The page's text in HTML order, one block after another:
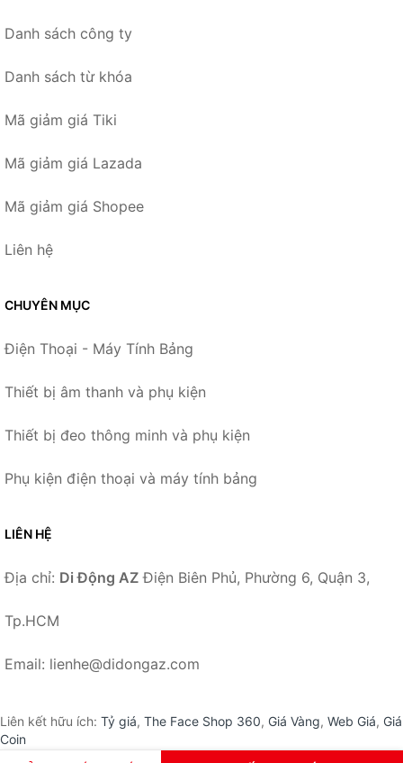
Danh sách công ty
Danh sách từ khóa
Mã giảm giá Tiki
Mã giảm giá Lazada
Mã giảm giá Shopee
Liên hệ
CHUYÊN MỤC
Điện Thoại - Máy Tính Bảng
Thiết bị âm thanh và phụ kiện
Thiết bị đeo thông minh và phụ kiện
Phụ kiện điện thoại và máy tính bảng
LIÊN HỆ
Địa chỉ: Di Động AZ Điện Biên Phủ, Phường 6, Quận 3,
Tp.HCM
Email: lienhe@didongaz.com
Liên kết hữu ích: Tỷ giá, The Face Shop 360, Giá Vàng, Web Giá, Giá
Coin